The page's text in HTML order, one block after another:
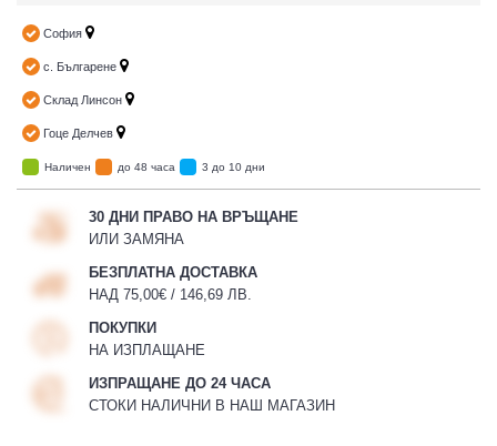
София
с. Българене
Склад Линсон
Гоце Делчев
Наличен до 48 часа 3 до 10 дни
30 ДНИ ПРАВО НА ВРЪЩАНЕ
ИЛИ ЗАМЯНА
БЕЗПЛАТНА ДОСТАВКА
НАД 75,00€ / 146,69 ЛВ.
ПОКУПКИ
НА ИЗПЛАЩАНЕ
ИЗПРАЩАНЕ ДО 24 ЧАСА
СТОКИ НАЛИЧНИ В НАШ МАГАЗИН